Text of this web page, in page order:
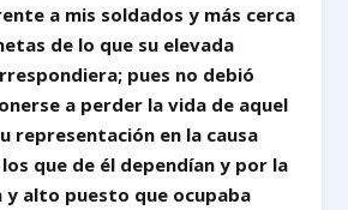
a mis soldados y más cerca
de lo que su elevada
pues no debió
a perder la vida de aquel
representación en la causa
que de él dependían y por la
y alto puesto que ocupaba